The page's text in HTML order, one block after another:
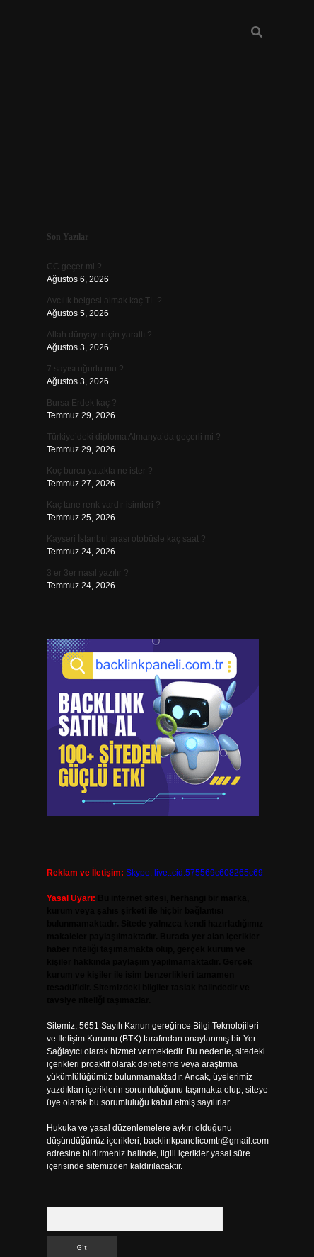
Sidebar
Son Yazılar
CC geçer mi ?
Ağustos 6, 2026
Avcılık belgesi almak kaç TL ?
Ağustos 5, 2026
Allah dünyayı niçin yarattı ?
Ağustos 3, 2026
7 sayısı uğurlu mu ?
Ağustos 3, 2026
Bursa Erdek kaç ?
Temmuz 29, 2026
Türkiye’deki diploma Almanya’da geçerli mi ?
Temmuz 29, 2026
Koç burcu yatakta ne ister ?
Temmuz 27, 2026
Kaç tane renk vardır isimleri ?
Temmuz 25, 2026
Kayseri İstanbul arası otobüsle kaç saat ?
Temmuz 24, 2026
3 er 3er nasıl yazılır ?
Temmuz 24, 2026
Reklam ve İletişim: Skype: live:.cid.575569c608265c69
Yasal Uyarı:
Sitemiz, 5651 Sayılı Kanun gereğince Bilgi Teknolojileri
ve İletişim Kurumu (BTK) tarafından onaylanmış bir Yer
Sağlayıcı olarak hizmet vermektedir. Bu nedenle, sitedeki
içerikleri proaktif olarak denetleme veya araştırma
yükümlülüğümüz bulunmamaktadır. Ancak, üyelerimiz
yazdıkları içeriklerin sorumluluğunu taşımakta olup, siteye
üye olarak bu sorumluluğu kabul etmiş sayılırlar.
Hukuka ve yasal düzenlemelere aykırı olduğunu
düşündüğünüz içerikleri, backlinkpanelicomtr@gmail.com
adresine bildirmeniz halinde, ilgili içerikler yasal süre
içerisinde sitemizden kaldırılacaktır.